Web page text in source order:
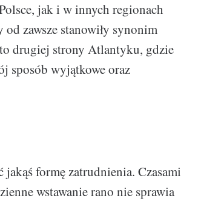
jak i w innych regionach
zawsze stanowiły synonim
drugiej strony Atlantyku, gdzie
sposób wyjątkowe oraz
jakąś formę zatrudnienia. Czasami
wstawanie rano nie sprawia